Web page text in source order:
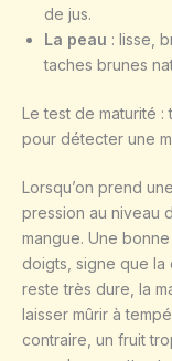
de jus.
La peau : lisse,
taches brunes
Le test de maturité
pour détecter une
Lorsqu’on prend
pression au niveau
mangue. Une
doigts, signe que la
reste très dure, la
laisser mûrir à
contraire, un fruit